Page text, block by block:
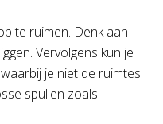
te ruimen. Denk aan
Vervolgens kun je
je niet de ruimtes
spullen zoals